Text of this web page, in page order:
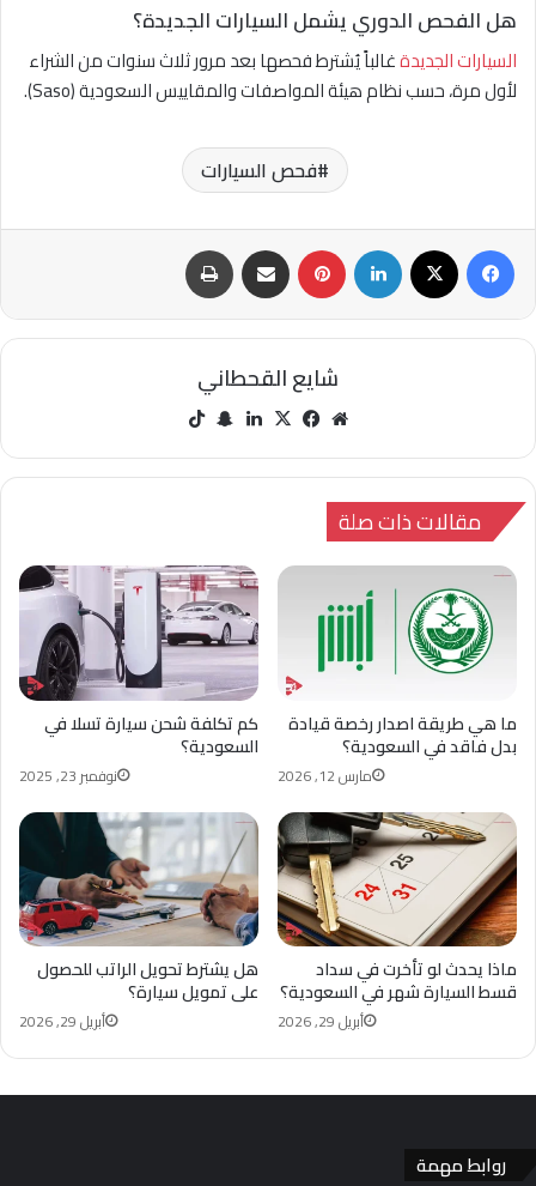
هل الفحص الدوري يشمل السيارات الجديدة؟
السيارات الجديدةغالباً يُشترط فحصها بعد مرور ثلاث سنوات من الشراء
لأول مرة، حسب نظام هيئة المواصفات والمقاييس السعودية (Saso).
فحص السيارات
فيسبوك ‫X لينكدإن بينتيريست مشاركة عبر البريد طباعة
شايع القحطاني
مو
الوي
في
وك
‫X لينك سنا
تشا
مقالات ذات صلة
كم تكلفة شحن سيارة تسلا في
السعودية؟
نوفمبر 23, 2025
ما هي طريقة اصدار رخصة قيادة
بدل فاقد في السعودية؟
مارس 12, 2026
هل يشترط تحويل الراتب للحصول
على تمويل سيارة؟
أبريل 29, 2026
ماذا يحدث لو تأخرت في سداد
قسط السيارة شهر في السعودية؟
أبريل 29, 2026
روابط مهمة